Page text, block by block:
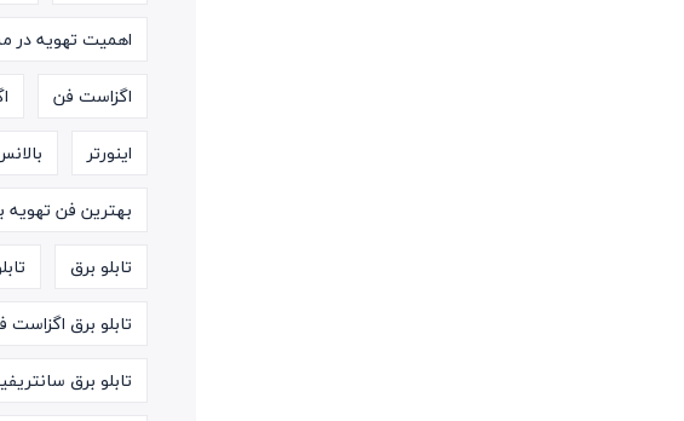
اهمیت تهویه در
اگزاست فن
اینورتر
بهترین فن
تابلو برق
تابلو برق اگزاست
تابلو برق